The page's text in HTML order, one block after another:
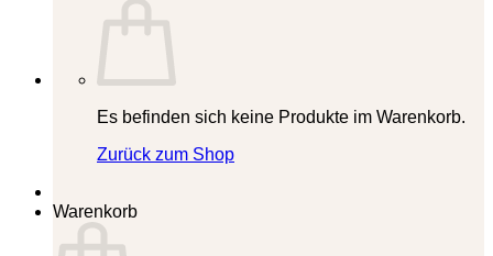
Es befinden sich keine Produkte im Warenkorb.
Zurück zum Shop
Warenkorb